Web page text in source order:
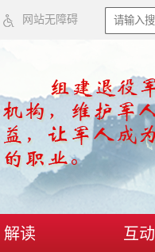
网站无障碍
解读 互动